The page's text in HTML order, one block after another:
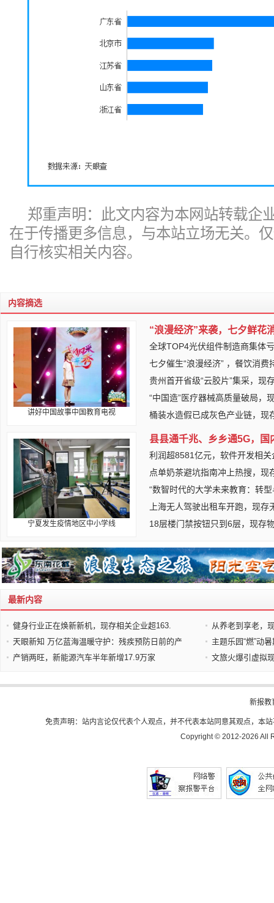
郑重声明：此文内容为本网站转载企
在于传播更多信息，与本站立场无关。
自行核实相关内容。
内容摘选
讲好中国故事中国教育电视
宁夏发生疫情地区中小学线
“浪漫经济”来袭，七夕鲜花
全球TOP4光伏组件制造商集体
七夕催生“浪漫经济” ，餐饮消费
贵州首开省级“云胶片”集采，现
“中国造”医疗器械高质量破局，
桶装水造假已成灰色产业链，现
县县通千兆、乡乡通5G，国
利润超8581亿元，软件开发相
点单奶茶避坑指南冲上热搜，现
“数智时代的大学未来教育：转
上海无人驾驶出租车开跑，现
18层楼门禁按钮只到6层，现存
最新内容
健身行业正在焕新新机，现存相关企业超163.
从养老到享老，
天眼新知 万亿蓝海温暖守护：残疾预防日前的产
主题乐园“燃”动
产销两旺，新能源汽车半年新增17.9万家
文旅火爆引虚拟
新报教
免责声明：站内言论仅代表个人观点，并不代表本站同意其观点，本
Copyright © 2012-2026 All